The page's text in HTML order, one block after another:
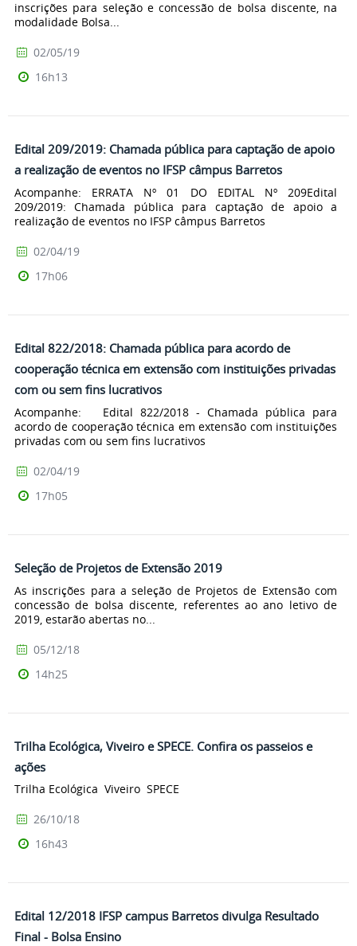
inscrições para seleção e concessão de bolsa discente, na
modalidade Bolsa...
02/05/19
16h13
Edital 209/2019: Chamada pública para captação de apoio
a realização de eventos no IFSP câmpus Barretos
Acompanhe: ERRATA Nº 01 DO EDITAL Nº 209Edital
209/2019: Chamada pública para captação de apoio a
realização de eventos no IFSP câmpus Barretos
02/04/19
17h06
Edital 822/2018: Chamada pública para acordo de
cooperação técnica em extensão com instituições privadas
com ou sem fins lucrativos
Acompanhe: Edital 822/2018 - Chamada pública para
acordo de cooperação técnica em extensão com instituições
privadas com ou sem fins lucrativos
02/04/19
17h05
Seleção de Projetos de Extensão 2019
As inscrições para a seleção de Projetos de Extensão com
concessão de bolsa discente, referentes ao ano letivo de
2019, estarão abertas no...
05/12/18
14h25
Trilha Ecológica, Viveiro e SPECE. Confira os passeios e
ações
Trilha Ecológica Viveiro SPECE
26/10/18
16h43
Edital 12/2018 IFSP campus Barretos divulga Resultado
Final - Bolsa Ensino